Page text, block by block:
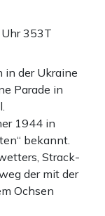
353T
in der Ukraine
Parade in
1944 in
bekannt.
Strack-
der mit der
Ochsen